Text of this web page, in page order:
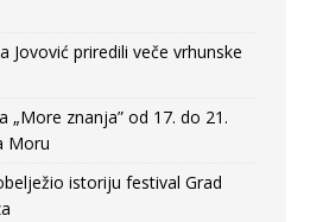
Jovović priredili veče vrhunske
„More znanja” od 17. do 21.
Moru
istoriju festival Grad